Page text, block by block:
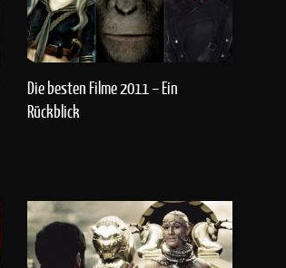
Die besten Filme 2011 – Ein
Rückblick